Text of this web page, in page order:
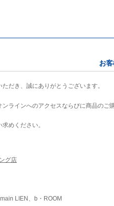
お
だき、誠にありがとうございます。
ラインへのアクセスならびに商品のご
めください。
グ店
LIEN、b・ROOM